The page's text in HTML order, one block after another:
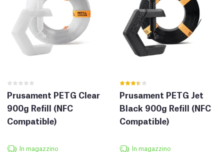
Prusament PETG Clear
900g Refill (NFC
Compatible)
In magazzino
Prusament PETG Jet
Black 900g Refill (NFC
Compatible)
In magazzino